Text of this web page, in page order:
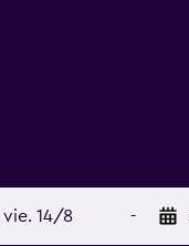
vie. 14/8 -